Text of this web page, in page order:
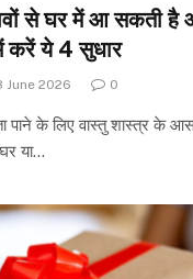
से घर में आ सकती है
करें ये 4 सुधार
June 2026 0
पाने के लिए वास्तु शास्त्र के
या…